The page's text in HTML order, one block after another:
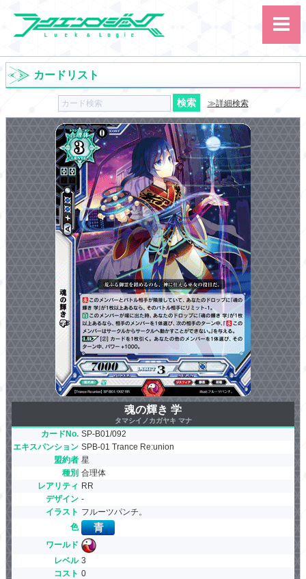
サイト内検索
カード ルール
大会
講習会
その他
カードリスト
≫詳細検索
魂の輝き 学
タマシイノカガヤキ マナ
カードNo. SP-B01/092
エキスパンション SPB-01 Trance Re:union
盟約者 星
種別 合理体
レアリティ RR
デザイン -
イラスト フルーツパンチ。
色
ワールド
レベル 3
コスト 0